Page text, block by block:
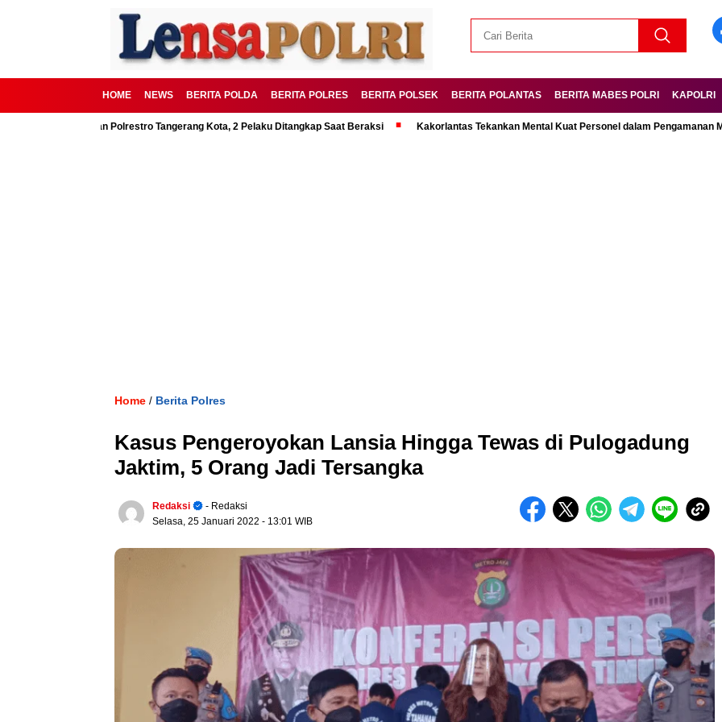
HOME NEWS BERITA POLDA BERITA POLRES BERITA POLSEK BERITA POLANTAS BERITA MABES POLRI KAPOLRI
Digagalkan Polrestro Tangerang Kota, 2 Pelaku Ditangkap Saat Beraksi Kakorlantas Tekankan Mental Kuat Personel dalam Pengamanan Mudik
Home / Berita Polres
Kasus Pengeroyokan Lansia Hingga Tewas di Pulogadung
Jaktim, 5 Orang Jadi Tersangka
Redaksi
- Redaksi
Selasa, 25 Januari 2022 - 13:01 WIB